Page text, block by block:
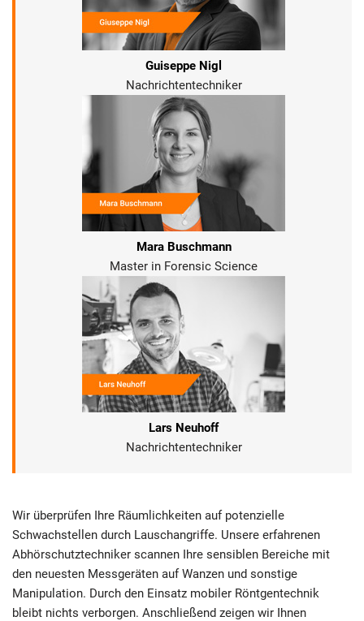
Guiseppe Nigl
Nachrichtentechniker
Mara Buschmann
Master in Forensic Science
Lars Neuhoff
Nachrichtentechniker
Wir überprüfen Ihre Räumlichkeiten auf potenzielle
Schwachstellen durch Lauschangriffe. Unsere erfahrenen
Abhörschutztechniker scannen Ihre sensiblen Bereiche mit
den neuesten Messgeräten auf Wanzen und sonstige
Manipulation. Durch den Einsatz mobiler Röntgentechnik
bleibt nichts verborgen. Anschließend zeigen wir Ihnen